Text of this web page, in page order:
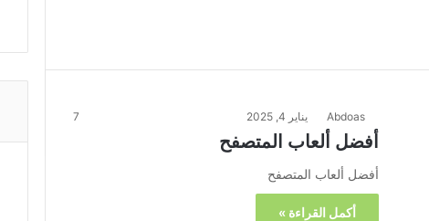
Abdoas يناير 4, 2025 7
أفضل ألعاب المتصفح
أفضل ألعاب المتصفح
أكمل القراءة »